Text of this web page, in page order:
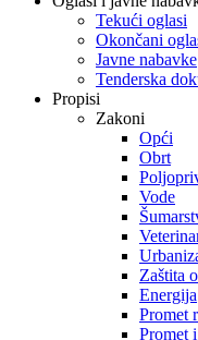
Tekući oglasi
Okončani
Javne nabavke
Tenderska
Propisi
Zakoni
Opći
Obrt
Vode
Zaštita
Energija
Promet
Promet